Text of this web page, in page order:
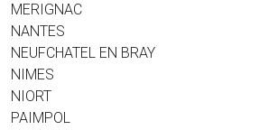
MERIGNAC
NANTES
NEUFCHATEL EN BRAY
NIMES
NIORT
PAIMPOL